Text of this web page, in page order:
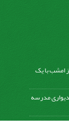
امشب با یک
دیواری مدرسه